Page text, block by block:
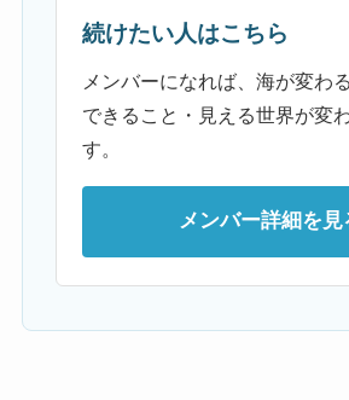
続けたい人はこちら
メンバーになれば、海が変わ
できること・見える世界が変
す。
メンバー詳細を見